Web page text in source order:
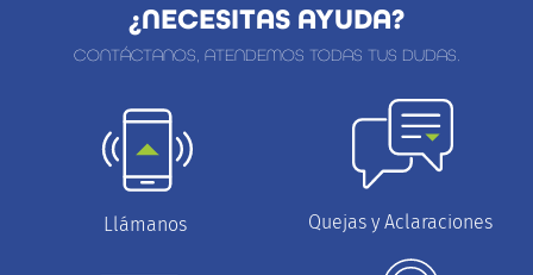
¿NECESITAS AYUDA?
CONTÁCTANOS, ATENDEMOS TODAS TUS DUDAS.
Llámanos Quejas y Aclaraciones